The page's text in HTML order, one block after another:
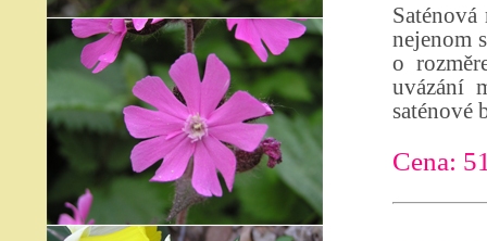
nejenom
o
uvázání
saténové
Cena: